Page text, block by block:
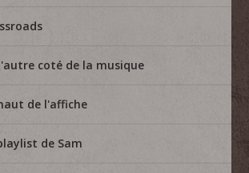
coté de la musique
de l'affiche
de Sam